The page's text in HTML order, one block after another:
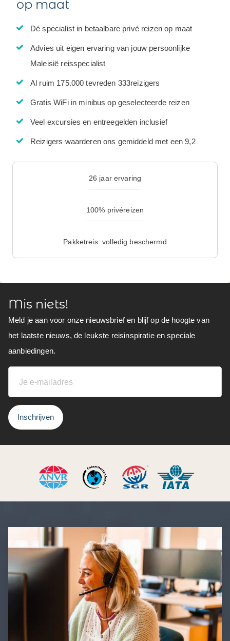
op maat
Dé specialist in betaalbare privé reizen op maat
Advies uit eigen ervaring van jouw persoonlijke
Maleisië reisspecialist
Al ruim 175.000 tevreden 333reizigers
Gratis WiFi in minibus op geselecteerde reizen
Veel excursies en entreegelden inclusief
Reizigers waarderen ons gemiddeld met een 9,2
26 jaar ervaring
100% privéreizen
Pakketreis: volledig beschermd
Mis niets!
Meld je aan voor onze nieuwsbrief en blijf op de hoogte van
het laatste nieuws, de leukste reisinspiratie en speciale
aanbiedingen.
Inschrijven